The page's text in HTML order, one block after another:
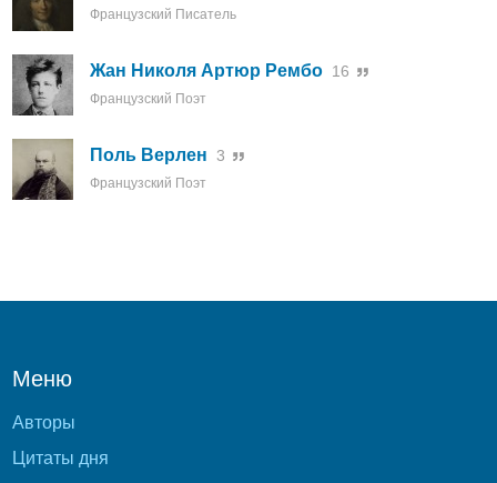
Французский Писатель
Жан Николя Артюр Рембо 16
Французский Поэт
Поль Верлен 3
Французский Поэт
Меню
Авторы
Цитаты дня